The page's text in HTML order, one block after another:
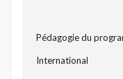
Pédagogie du
International